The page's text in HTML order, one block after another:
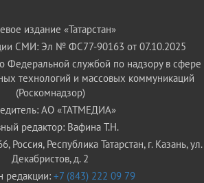
издание «Татарстан»
СМИ: Эл № ФС77-90163 от 07.10.2025
Федеральной службой по надзору в сфере
технологий и массовых коммуникаций
(Роскомнадзор)
АО «ТАТМЕДИА»
редактор: Вафина Т.Н.
Россия, Республика Татарстан, г. Казань, ул.
Декабристов, д. 2
редакции: +7 (843) 222 09 79